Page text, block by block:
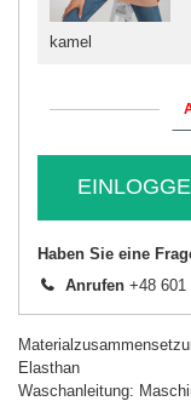
kamel
Haben Sie eine
Anrufen +48 601
Elasthan
Waschanleitung: